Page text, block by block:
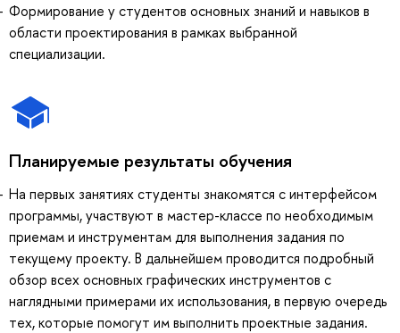
Формирование у студентов основных знаний и навыков в
области проектирования в рамках выбранной
специализации.
Планируемые результаты обучения
На первых занятиях студенты знакомятся с интерфейсом
программы, участвуют в мастер-классе по необходимым
приемам и инструментам для выполнения задания по
текущему проекту. В дальнейшем проводится подробный
обзор всех основных графических инструментов с
наглядными примерами их использования, в первую очередь
тех, которые помогут им выполнить проектные задания.